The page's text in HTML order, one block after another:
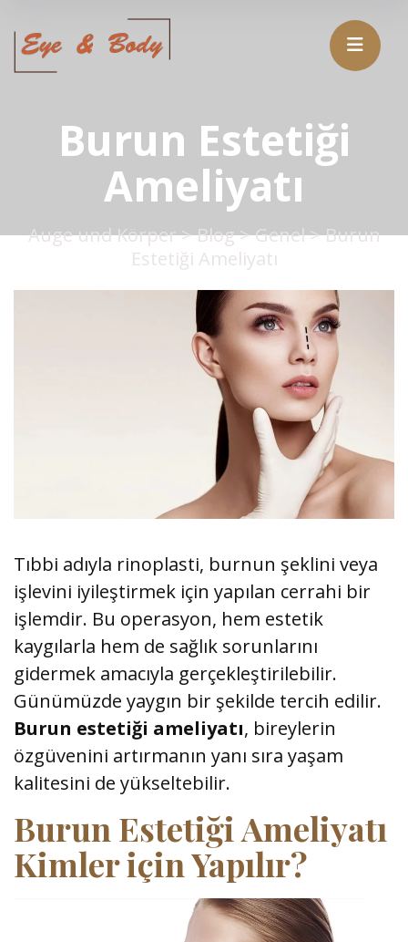
Burun Estetiği
Ameliyatı
Auge und Körper>Blog>Genel>Burun
Estetiği Ameliyatı
Tıbbi adıyla rinoplasti, burnun şeklini veya
işlevini iyileştirmek için yapılan cerrahi bir
işlemdir. Bu operasyon, hem estetik
kaygılarla hem de sağlık sorunlarını
gidermek amacıyla gerçekleştirilebilir.
Günümüzde yaygın bir şekilde tercih edilir.
Burun estetiği ameliyatı, bireylerin
özgüvenini artırmanın yanı sıra yaşam
kalitesini de yükseltebilir.
Burun Estetiği Ameliyatı
Kimler için Yapılır?